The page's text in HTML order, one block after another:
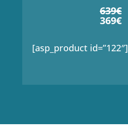
639€
369€
[asp_product id=”122″]